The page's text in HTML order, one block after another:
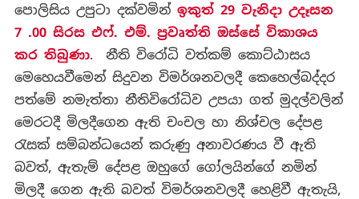
පොලිසිය උපුටා දක්වමින් ඉකුත් 29 වැනිදා උදෑසන
7 .00 සිරස එෆ්. එම්. ප්‍රවෘත්ති ඔස්සේ විකාශය
කර තිබුණා. නීති විරෝධි වත්කම් කොට්ඨාසය
මෙහෙයවීමෙන් සිදුවන විමර්ශනවලදී කෙහෙල්බද්දර
පත්මේ නමැත්තා නීතිවිරෝධිව උපයා ගත් මුදල්වලින්
මෙරටදී මිලදීගෙන ඇති චංචල හා නිශ්චල දේපළ
රැසක් සම්බන්ධයෙන් කරුණු අනාවරණය වී ඇති
බවත්, ඇතැම් දේපළ ඔහුගේ ගෝලයින්ගේ නමින්
මිලදී ගෙන ඇති බවත් විමර්ශනවලදී හෙළිවී ඇතැයි,